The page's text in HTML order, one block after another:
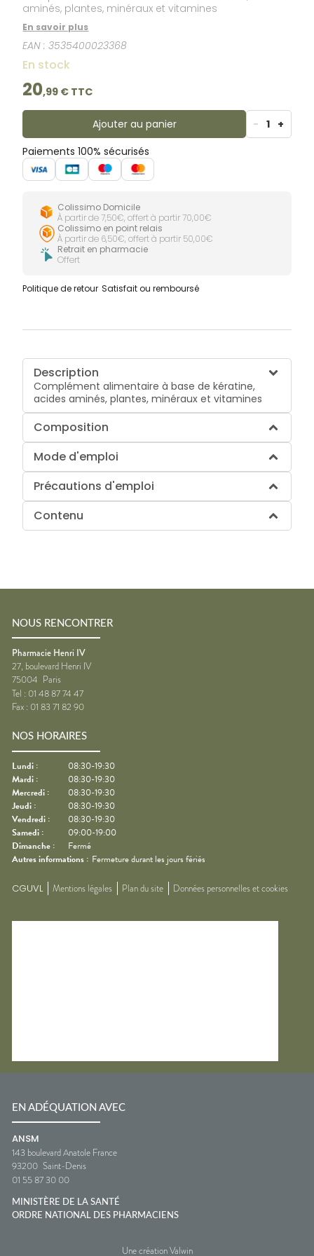
aminés, plantes, minéraux et vitamines
En savoir plus
EAN :3535400023368
En stock
20,99 € TTC
Ajouter au panier - 1 +
Paiements 100% sécurisés
Colissimo Domicile
À partir de 7,50€, offert à partir 70,00€
Colissimo en point relais
À partir de 6,50€, offert à partir 50,00€
Retrait en pharmacie
Offert
Politique de retour Satisfait ou remboursé
Description
Complément alimentaire à base de kératine,
acides aminés, plantes, minéraux et vitamines
Composition
Mode d'emploi
Précautions d'emploi
Contenu
NOUS RENCONTRER
Pharmacie Henri IV
27, boulevard Henri IV
75004 Paris
Tel : 01 48 87 74 47
Fax : 01 83 71 82 90
NOS HORAIRES
Lundi :
08:30-19:30
Mardi :
08:30-19:30
Mercredi :
08:30-19:30
Jeudi :
08:30-19:30
Vendredi :
08:30-19:30
Samedi :
09:00-19:00
Dimanche :
Fermé
Autres informations : Fermeture durant les jours fériés
CGUVL Mentions légales Plan du site Données personnelles et cookies
EN ADÉQUATION AVEC
ANSM
143 boulevard Anatole France
93200 Saint-Denis
01 55 87 30 00
MINISTÈRE DE LA SANTÉ
ORDRE NATIONAL DES PHARMACIENS
Une création Valwin